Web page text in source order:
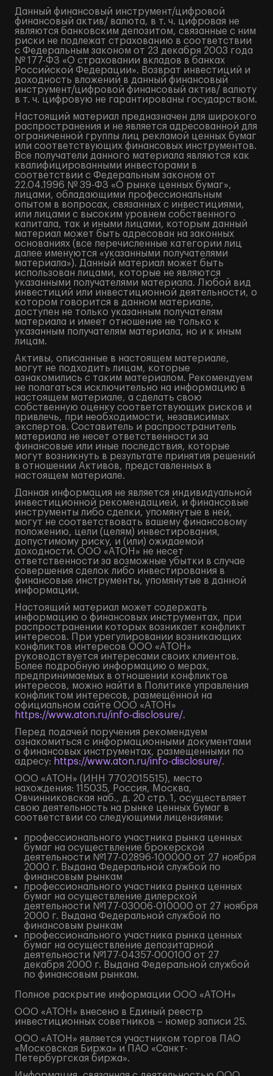
Данный финансовый инструмент/цифровой
финансовый актив/ валюта, в т. ч. цифровая не
являются банковским депозитом, связанные с ним
риски не подлежат страхованию в соответствии
с Федеральным законом от 23 декабря 2003 года
№ 177-ФЗ «О страховании вкладов в банках
Российской Федерации». Возврат инвестиций и
доходность вложений в данный финансовый
инструмент/цифровой финансовый актив/ валюту
в т. ч. цифровую не гарантированы государством.
Настоящий материал предназначен для широкого
распространения и не является адресованной для
ограниченной группы лиц рекламой ценных бумаг
или соответствующих финансовых инструментов.
Все получатели данного материала являются как
квалифицированными инвесторами в
соответствии с Федеральным законом от
22.04.1996 № 39-ФЗ «О рынке ценных бумаг»,
лицами, обладающими профессиональным
опытом в вопросах, связанных с инвестициями,
или лицами с высоким уровнем собственного
капитала, так и иными лицами, которым данный
материал может быть адресован на законных
основаниях (все перечисленные категории лиц
далее именуются «указанными получателями
материала»). Данный материал может быть
использован лицами, которые не являются
указанными получателями материала. Любой вид
инвестиций или инвестиционной деятельности, о
котором говорится в данном материале,
доступен не только указанным получателям
материала и имеет отношение не только к
указанным получателям материала, но и к иным
лицам.
Активы, описанные в настоящем материале,
могут не подходить лицам, которые
ознакомились с таким материалом. Рекомендуем
не полагаться исключительно на информацию в
настоящем материале, а сделать свою
собственную оценку соответствующих рисков и
привлечь, при необходимости, независимых
экспертов. Составитель и распространитель
материала не несет ответственности за
финансовые или иные последствия, которые
могут возникнуть в результате принятия решений
в отношении Активов, представленных в
настоящем материале.
Данная информация не является индивидуальной
инвестиционной рекомендацией, и финансовые
инструменты либо сделки, упомянутые в ней,
могут не соответствовать вашему финансовому
положению, цели (целям) инвестирования,
допустимому риску, и (или) ожидаемой
доходности. ООО «АТОН» не несет
ответственности за возможные убытки в случае
совершения сделок либо инвестирования в
финансовые инструменты, упомянутые в данной
информации.
Настоящий материал может содержать
информацию о финансовых инструментах, при
распространении которых возникает конфликт
интересов. При урегулировании возникающих
конфликтов интересов ООО «АТОН»
руководствуется интересами своих клиентов.
Более подробную информацию о мерах,
предпринимаемых в отношении конфликтов
интересов, можно найти в Политике управления
конфликтом интересов, размещённой на
официальном сайте ООО «АТОН»
https://www.aton.ru/info-disclosure/.
Перед подачей поручения рекомендуем
ознакомиться с информационными документами
о финансовых инструментах, размещенными по
адресу: https://www.aton.ru/info-disclosure/.
ООО «АТОН» (ИНН 7702015515), место
нахождения: 115035, Россия, Москва,
Овчинниковская наб., д. 20 стр. 1, осуществляет
свою деятельность на рынке ценных бумаг в
соответствии со следующими лицензиями:
профессионального участника рынка ценных
бумаг на осуществление брокерской
деятельности №177-02896-100000 от 27 ноября
2000 г. Выдана Федеральной службой по
финансовым рынкам
профессионального участника рынка ценных
бумаг на осуществление дилерской
деятельности №177-03006-010000 от 27 ноября
2000 г. Выдана Федеральной службой по
финансовым рынкам
профессионального участника рынка ценных
бумаг на осуществление депозитарной
деятельности №177-04357-000100 от 27
декабря 2000 г. Выдана Федеральной службой
по финансовым рынкам.
Полное раскрытие информации ООО «АТОН»
ООО «АТОН» внесено в Единый реестр
инвестиционных советников – номер записи 25.
ООО «АТОН» является участником торгов ПАО
«Московская Биржа» и ПАО «Санкт-
Петербургская биржа».